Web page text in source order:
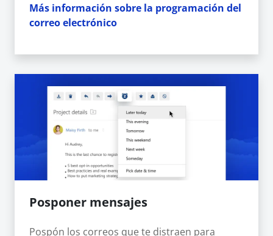
Más información sobre la programación del
correo electrónico
Posponer mensajes
Pospón los correos que te distraen para